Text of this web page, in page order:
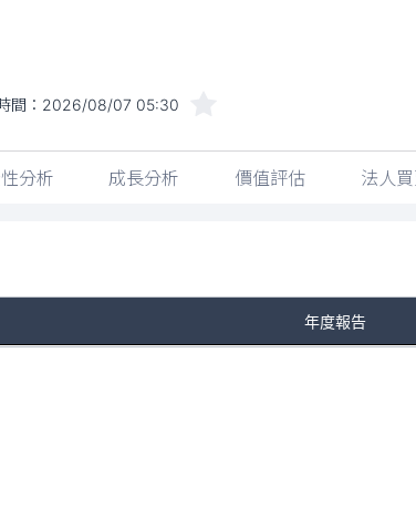
間： 2026/08/07 05:30
分析 成長分析 價值評估 法人
年度報告